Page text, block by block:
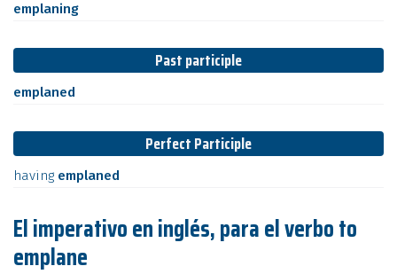
emplaning
Past participle
emplaned
Perfect Participle
having emplaned
El imperativo en inglés, para el verbo to
emplane